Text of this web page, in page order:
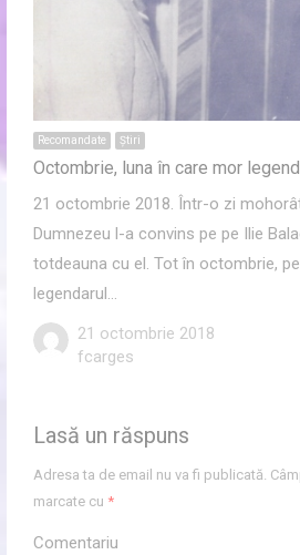
Recomandate Ştiri
Octombrie, luna în care mor
21 octombrie 2018. Într-o zi
Dumnezeu l-a convins pe pe Ilie
totdeauna cu el. Tot în octombrie,
legendarul…
21 octombrie 2018
Author
fcarges
Lasă un răspuns
Adresa ta de email nu va fi publicată.
marcate cu *
Comentariu